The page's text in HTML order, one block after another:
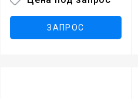
ЗАПРОС